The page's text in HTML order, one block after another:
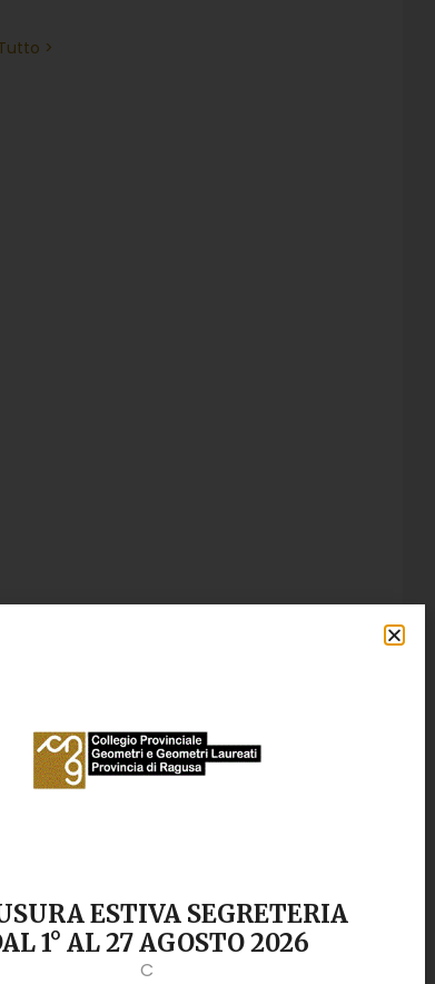
>
ESTIVA SEGRETERIA
1° AL 27 AGOSTO 2026
C